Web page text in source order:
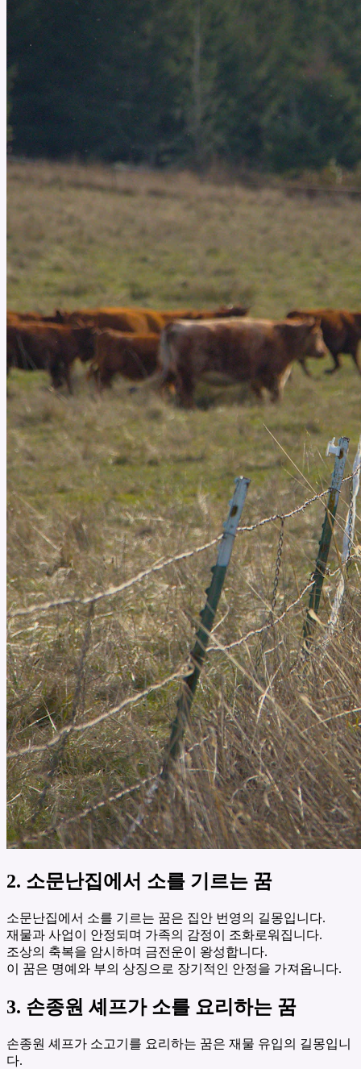
2. 소문난집에서 소를 기르는 꿈
소문난집에서 소를 기르는 꿈은 집안 번영의 길몽입니다.
재물과 사업이 안정되며 가족의 감정이 조화로워집니다.
조상의 축복을 암시하며 금전운이 왕성합니다.
이 꿈은 명예와 부의 상징으로 장기적인 안정을 가져옵니다.
3. 손종원 셰프가 소를 요리하는 꿈
손종원 셰프가 소고기를 요리하는 꿈은 재물 유입의 길몽입니
다.